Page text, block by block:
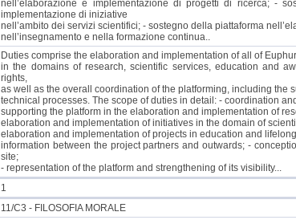
nell’elaborazione e implementazione di progetti di ricerca; -
implementazione di iniziative
nell’ambito dei servizi scientifici; - sostegno della piattaforma
nell’insegnamento e nella formazione continua..
Duties comprise the elaboration and implementation of all of
in the domains of research, scientific services, education and
rights,
as well as the overall coordination of the platforming, including the
technical processes. The scope of duties in detail: - coordination
supporting the platform in the elaboration and implementation of
elaboration and implementation of initiatives in the domain of
elaboration and implementation of projects in education and
information between the project partners and outwards; -
site;
- representation of the platform and strengthening of its visibility...
1
11/C3 - FILOSOFIA MORALE